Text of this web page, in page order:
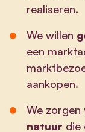
realiseren.
We willen
een
aankopen.
We zorgen
natuur die